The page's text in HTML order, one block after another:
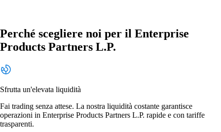
Perché scegliere noi per il Enterprise
Products Partners L.P.
Sfrutta un'elevata liquidità
Fai trading senza attese. La nostra liquidità costante garantisce
operazioni in Enterprise Products Partners L.P. rapide e con tariffe
trasparenti.